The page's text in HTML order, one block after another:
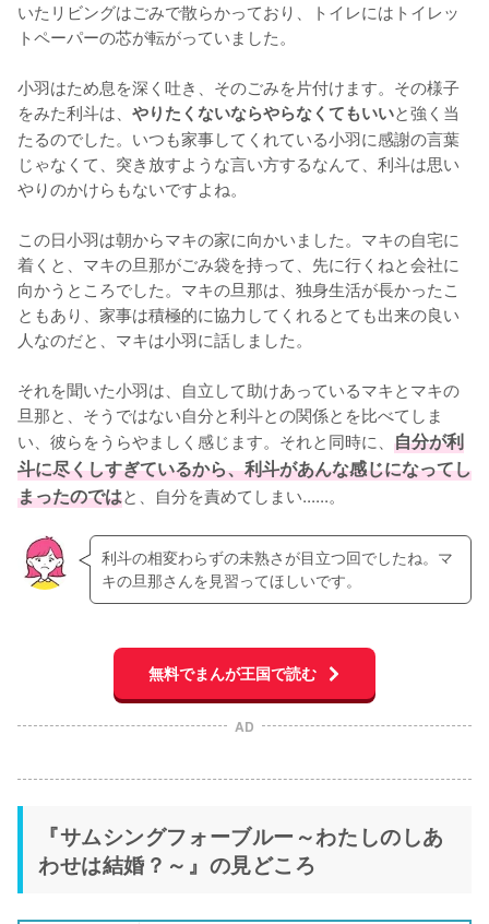
いたリビングはごみで散らかっており、トイレにはトイレッ
トペーパーの芯が転がっていました。
小羽はため息を深く吐き、そのごみを片付けます。その様子
をみた利斗は、 やりたくないならやらなくてもいいと強く当
たるのでした。いつも家事してくれている小羽に感謝の言葉
じゃなくて、突き放すような言い方するなんて、利斗は思い
やりのかけらもないですよね。
この日小羽は朝からマキの家に向かいました。マキの自宅に
着くと、マキの旦那がごみ袋を持って、先に行くねと会社に
向かうところでした。マキの旦那は、独身生活が長かったこ
ともあり、家事は積極的に協力してくれるとても出来の良い
人なのだと、マキは小羽に話しました。
それを聞いた小羽は、自立して助けあっているマキとマキの
旦那と、そうではない自分と利斗との関係とを比べてしま
い、彼らをうらやましく感じます。それと同時に、 自分が利
斗に尽くしすぎているから、利斗があんな感じになってし
まったのではと、自分を責めてしまい......。
利斗の相変わらずの未熟さが目立つ回でしたね。マ
キの旦那さんを見習ってほしいです。
無料でまんが王国で読む
AD
『サムシングフォーブルー～わたしのしあ
わせは結婚？～』の見どころ